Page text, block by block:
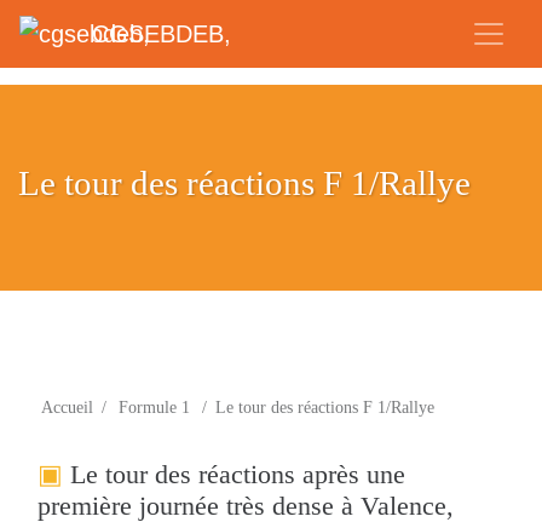
CGSEBDEB,
Le tour des réactions F 1/Rallye
Accueil / Formule 1 / Le tour des réactions F 1/Rallye
Le tour des réactions après une
première journée très dense à Valence,